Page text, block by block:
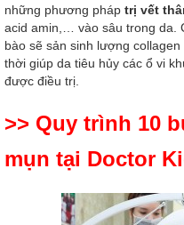
những phương pháp trị vết
acid amin,… vào sâu trong da.
bào sẽ sản sinh lượng
thời giúp da tiêu hủy các ổ vi
được điều trị.
>> Quy trình 10
mụn tại Doctor